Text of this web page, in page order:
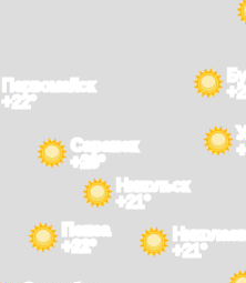
Пенза
+22°
Саранск
+20°
Никольск
+21°
Первомайск
+22°
+21°